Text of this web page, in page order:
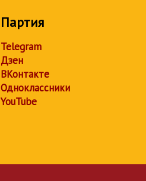
Партия
Telegram
Дзен
ВКонтакте
Одноклассники
YouTube